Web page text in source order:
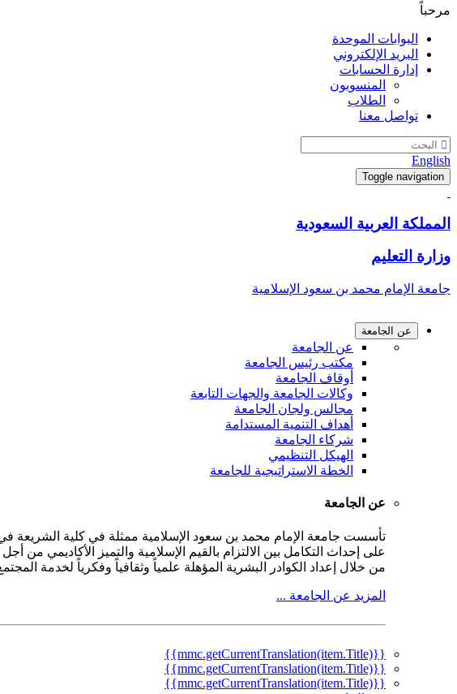
مرحباً
البوابات الموحدة
البريد الإلكتروني
إدارة الحسابات
المنسوبون
الطلاب
تواصل معنا
English
Toggle navigation
المملكة العربية السعودية
وزارة التعليم
جامعة الإمام محمد بن سعود الإسلامية
عن الجامعة
عن الجامعة
مكتب رئيس الجامعة
أوقاف الجامعة
وكالات الجامعة والجهات التابعة
مجالس ولجان الجامعة
أهداف التنمية المستدامة
شركاء الجامعة
الهيكل التنظيمي
الخطة الاستراتيجية للجامعة
عن الجامعة
على إحداث التكامل بين الالتزام بالقيم الإسلامية والتميز الأكاديمي
من خلال إعداد الكوادر البشرية المؤهلة علمياً وثقافياً وفكرياً لخدمة
المزيد عن الجامعة ...
{{mmc.getCurrentTranslation(item.Title)}}
{{mmc.getCurrentTranslation(item.Title)}}
{{mmc.getCurrentTranslation(item.Title)}}